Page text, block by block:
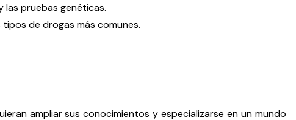
las pruebas genéticas.
de drogas más comunes.
ampliar sus conocimientos y especializarse en un mundo